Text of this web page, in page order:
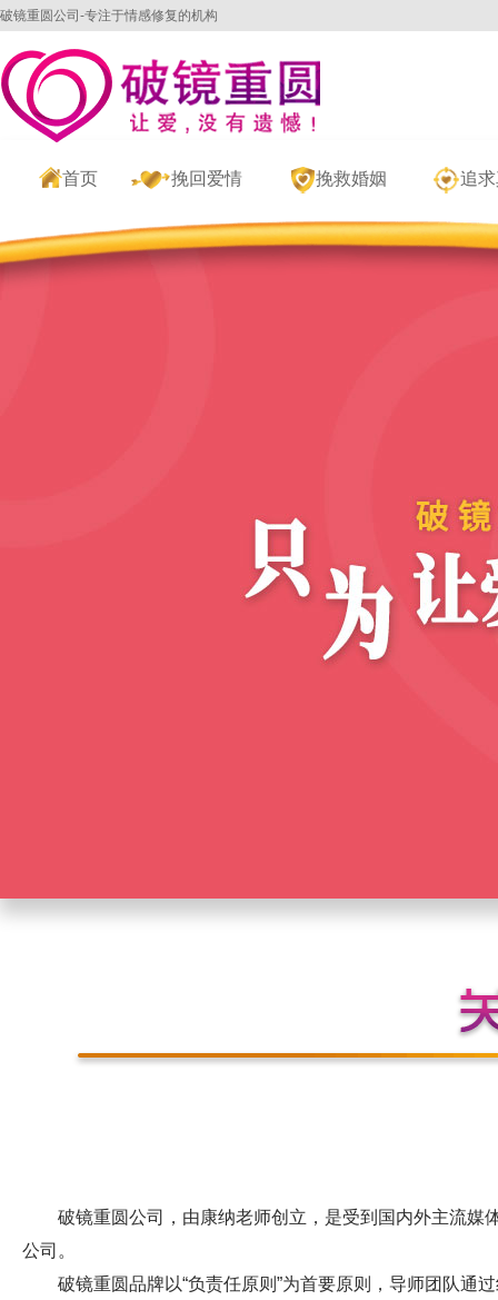
破镜重圆公司-专注于情感修复的机构
首页 挽回爱情 挽救婚姻 追
破镜重圆公司，由康纳老师创立，是受到国内外主流媒
公司。
破镜重圆品牌以“负责任原则”为首要原则，导师团队通